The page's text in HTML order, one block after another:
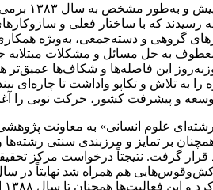
طرح ایده
رسیدند که با ساختار فعلی و
گروهی و دسته‌جمعی، به‌ویژه
معطوف به حل مسائل و مشکلات
این فاصله‌ها و شکاف‌ها
به تلاش و تکاپو واداشت تا
و پیشرفت کشور، حرکت نویی را
علوم انسانی» به معاونت
همچنان بر تمایز و مرزبندی سنتی
گرفت. نتیجتاً درخواست مرکز